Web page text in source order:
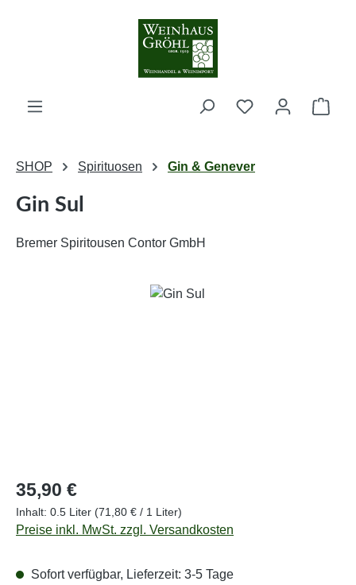
Zum Hauptinhalt springen
SHOP Spirituosen Gin & Genever
Gin Sul
Bremer Spiritousen Contor GmbH
Bildergalerie überspringen
Regulärer Preis:
35,90 €
Inhalt: 0.5 Liter (71,80 € / 1 Liter)
Preise inkl. MwSt. zzgl. Versandkosten
Sofort verfügbar, Lieferzeit: 3-5 Tage